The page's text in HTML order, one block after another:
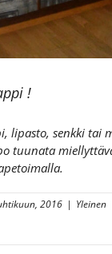
!
lipasto, senkki tai
tuunata
2016 | Yleinen